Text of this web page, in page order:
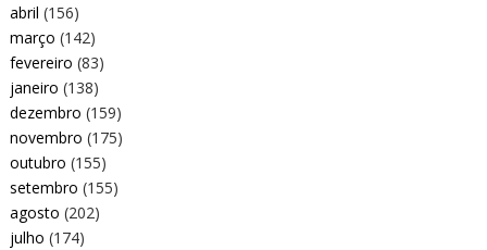
abril (156)
março (142)
fevereiro (83)
janeiro (138)
dezembro (159)
novembro (175)
outubro (155)
setembro (155)
agosto (202)
julho (174)